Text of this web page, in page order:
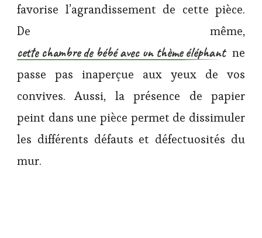
favorise l’agrandissement de cette pièce.
De même,
cette chambre de bébé avec un thème éléphantne
passe pas inaperçue aux yeux de vos
convives. Aussi, la présence de papier
peint dans une pièce permet de dissimuler
les différents défauts et défectuosités du
mur.